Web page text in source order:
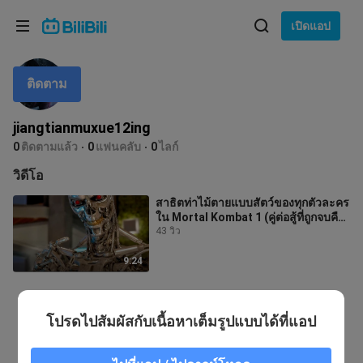
เปิดแอป
jiangtianmuxue12ing
0ติดตามแล้ว 0แฟนคลับ 0ไลก์
ติดตาม
วิดีโอ
9:24
สาธิตท่าไม้ตายแบบสัตว์ของทุกตัวละคร
ใน Mortal Kombat 1 (คู่ต่อสู้ที่ถูกจบคือ
T-800)
43 วิว
โปรดไปสัมผัสกับเนื้อหาเต็มรูปแบบได้ที่แอป
ภาษา: ภาษาไทย
ข้าสู่
ะบบ
เลือกภาษา
English
ภาษาไทย
Tiếng Việt
Bahasa Melayu